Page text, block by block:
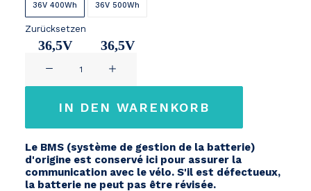
36V 400Wh
36,5V
36V 500Wh
36,5V
Zurücksetzen
IN DEN WARENKORB
Le BMS (système de gestion de la batterie)
d'origine est conservé ici pour assurer la
communication avec le vélo. S'il est défectueux,
la batterie ne peut pas être révisée.